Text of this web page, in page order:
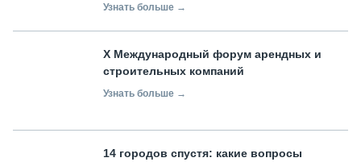
Узнать больше →
X Международный форум арендных и
строительных компаний
Узнать больше →
14 городов спустя: какие вопросы